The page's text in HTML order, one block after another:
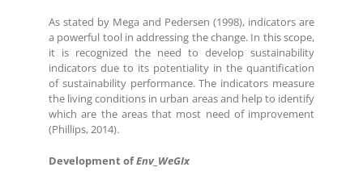
As stated by Mega and Pedersen (1998), indicators are
a powerful tool in addressing the change. In this scope,
it is recognized the need to develop sustainability
indicators due to its potentiality in the quantification
of sustainability performance. The indicators measure
the living conditions in urban areas and help to identify
which are the areas that most need of improvement
(Phillips, 2014).
Development ofEnv_WeGIx